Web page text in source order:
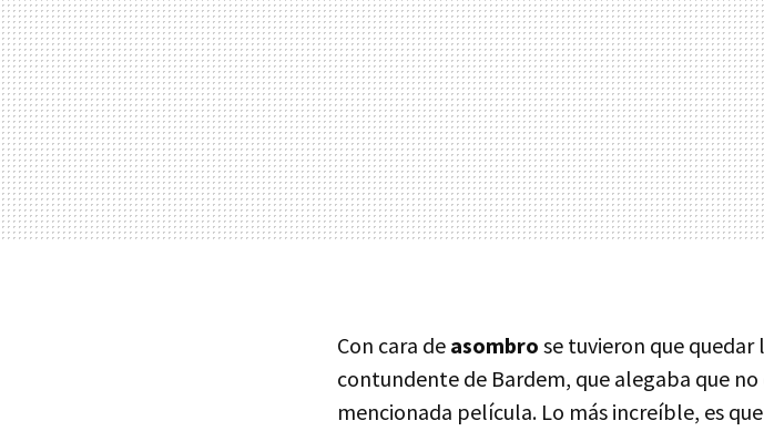
Con cara de asombro se tuvieron que quedar
contundente de Bardem, que alegaba que
mencionada película. Lo más increíble, es